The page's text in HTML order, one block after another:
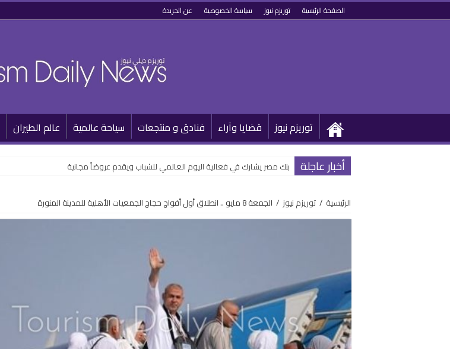
الصفحة الرئيسية توريزم نيوز سياسة الخصوصية عن الجريدة
توريزم نيوز قضايا وآراء فنادق و منتجعات سياحة عالمية عالم الطيران
أخبار عاجلة بنك مصر يشارك في فعالية اليوم العالمي للشباب ويقدم عروضاً مجانية
الرئيسية / توريزم نيوز / الجمعة 8 مايو .. انطلاق أول أفواج حجاج الجمعيات الأهلية للمدينة المنورة